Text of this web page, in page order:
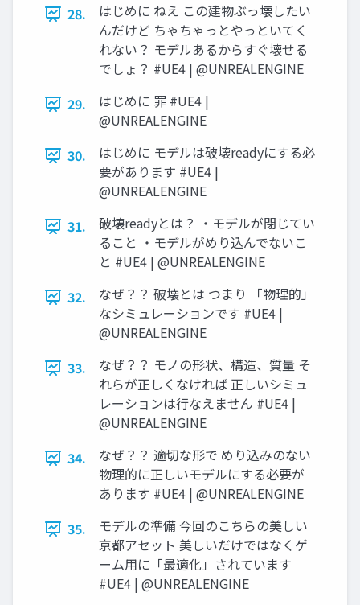
28.
はじめに ねえ この建物ぶっ壊したい
んだけど ちゃちゃっとやっといてく
れない？ モデルあるからすぐ壊せる
でしょ？ #UE4 | @UNREALENGINE
29.
はじめに 罪 #UE4 |
@UNREALENGINE
30.
はじめに モデルは破壊readyにする必
要があります #UE4 |
@UNREALENGINE
31.
破壊readyとは？ ・モデルが閉じてい
ること ・モデルがめり込んでないこ
と #UE4 | @UNREALENGINE
32.
なぜ？？ 破壊とは つまり 「物理的」
なシミュレーションです #UE4 |
@UNREALENGINE
33.
なぜ？？ モノの形状、構造、質量 そ
れらが正しくなければ 正しいシミュ
レーションは行なえません #UE4 |
@UNREALENGINE
34.
なぜ？？ 適切な形で めり込みのない
物理的に正しいモデルにする必要が
あります #UE4 | @UNREALENGINE
35.
モデルの準備 今回のこちらの美しい
京都アセット 美しいだけではなくゲ
ーム用に「最適化」されています
#UE4 | @UNREALENGINE